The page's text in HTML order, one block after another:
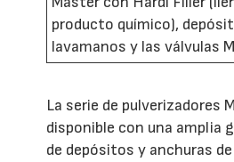
producto químico),
lavamanos y las válvulas
La serie de pulverizadores
disponible con una amplia
de depósitos y anchuras